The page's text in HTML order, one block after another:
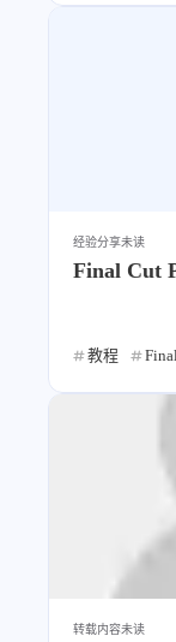
经验分享未读
Final Cut
教程
转载内容未读